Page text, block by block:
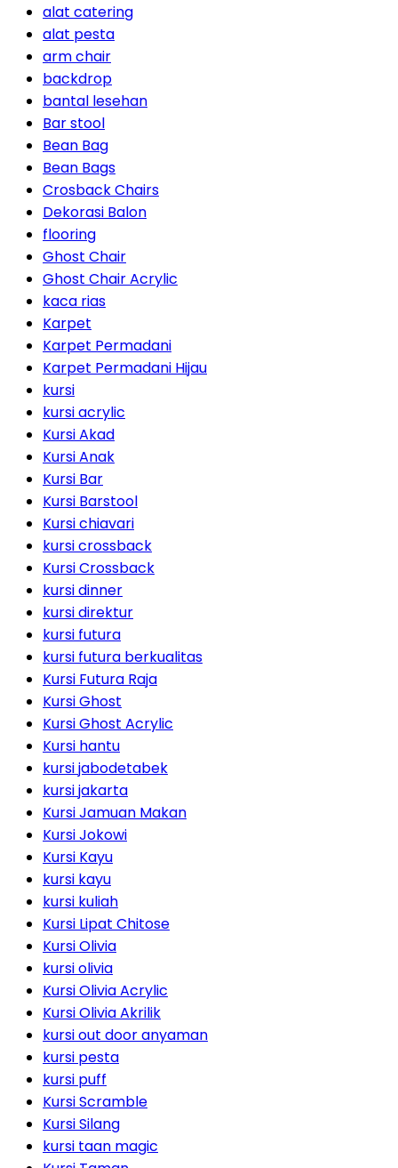
alat catering
alat pesta
arm chair
backdrop
bantal lesehan
Bar stool
Bean Bag
Bean Bags
Crosback Chairs
Dekorasi Balon
flooring
Ghost Chair
Ghost Chair Acrylic
kaca rias
Karpet
Karpet Permadani
Karpet Permadani Hijau
kursi
kursi acrylic
Kursi Akad
Kursi Anak
Kursi Bar
Kursi Barstool
Kursi chiavari
kursi crossback
Kursi Crossback
kursi dinner
kursi direktur
kursi futura
kursi futura berkualitas
Kursi Futura Raja
Kursi Ghost
Kursi Ghost Acrylic
Kursi hantu
kursi jabodetabek
kursi jakarta
Kursi Jamuan Makan
Kursi Jokowi
Kursi Kayu
kursi kayu
kursi kuliah
Kursi Lipat Chitose
Kursi Olivia
kursi olivia
Kursi Olivia Acrylic
Kursi Olivia Akrilik
kursi out door anyaman
kursi pesta
kursi puff
Kursi Scramble
Kursi Silang
kursi taan magic